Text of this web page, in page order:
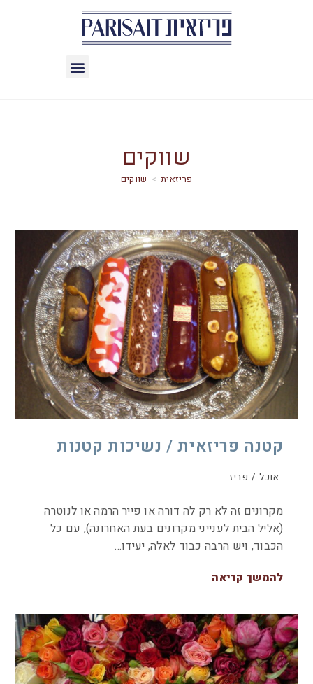
שווקים
> שווקים
קטנה פריזאית / נשיכות קטנות
אוכל / פריז
מקרונים זה לא רק לה דורה או פייר הרמה או לנוטרה
(אליל הבית לענייני מקרונים בעת האחרונה), עם כל
הכבוד, ויש הרבה כבוד לאלה, יעידו…
להמשך קריאה